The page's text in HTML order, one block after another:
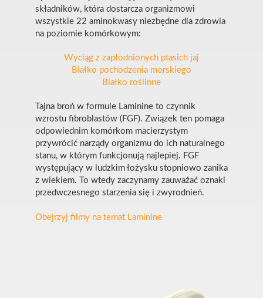
składników, która dostarcza organizmowi
wszystkie 22 aminokwasy niezbędne dla zdrowia
na poziomie komórkowym:
Wyciąg z zapłodnionych ptasich jaj
Białko pochodzenia morskiego
Białko roślinne
Tajna broń w formule Laminine to czynnik
wzrostu fibroblastów (FGF). Związek ten pomaga
odpowiednim komórkom macierzystym
przywrócić narządy organizmu do ich naturalnego
stanu, w którym funkcjonują najlepiej. FGF
występujący w ludzkim łożysku stopniowo zanika
z wiekiem. To wtedy zaczynamy zauważać oznaki
przedwczesnego starzenia się i zwyrodnień.
Obejrzyj filmy na temat Laminine